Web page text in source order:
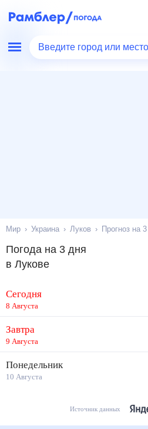
Введите город или место
Мир Украина Луков Прогноз на
Погода на 3 дня
в Лукове
Сегодня
8 Августа
Завтра
9 Августа
Понедельник
10 Августа
Источник данных